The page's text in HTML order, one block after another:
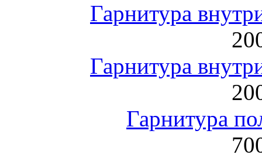
Гарнитура
Гарнитура
Гарнитура